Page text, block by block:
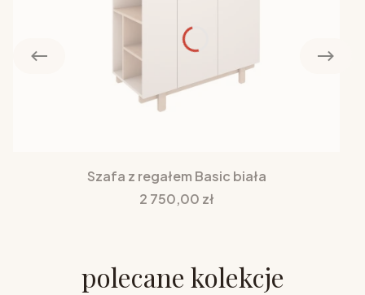
Szafa z regałem Basic biała
Cena
2 750,00 zł
polecane kolekcje